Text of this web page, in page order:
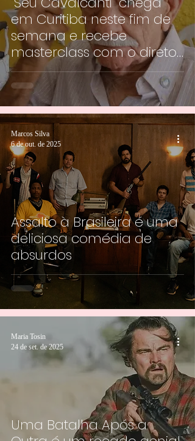
em Curitiba neste fim de
semana e recebe
masterclass com o diretor
Leonardo Lacca
Assalto à Brasileira é uma
deliciosa comédia de
absurdos
Marcos Silva
6 de out. de 2025
Uma Batalha Após a
Maria Tosin
24 de set. de 2025